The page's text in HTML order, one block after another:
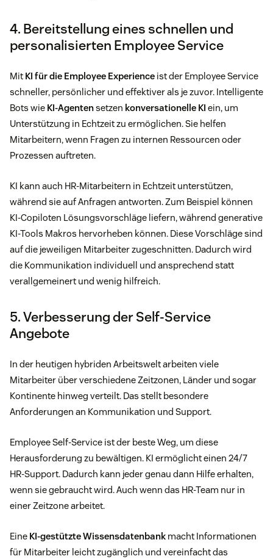
4. Bereitstellung eines schnellen und
personalisierten Employee Service
Mit KI für die Employee Experience ist der Employee Service
schneller, persönlicher und effektiver als je zuvor. Intelligente
Bots wie KI-Agentensetzen konversationelle KI ein, um
Unterstützung in Echtzeit zu ermöglichen. Sie helfen
Mitarbeitern, wenn Fragen zu internen Ressourcen oder
Prozessen auftreten.
KI kann auch HR-Mitarbeitern in Echtzeit unterstützen,
während sie auf Anfragen antworten. Zum Beispiel können
KI-Copiloten Lösungsvorschläge liefern, während generative
KI-Tools Makros hervorheben können. Diese Vorschläge sind
auf die jeweiligen Mitarbeiter zugeschnitten. Dadurch wird
die Kommunikation individuell und ansprechend statt
verallgemeinert und wenig hilfreich.
5. Verbesserung der Self-Service
Angebote
In der heutigen hybriden Arbeitswelt arbeiten viele
Mitarbeiter über verschiedene Zeitzonen, Länder und sogar
Kontinente hinweg verteilt. Das stellt besondere
Anforderungen an Kommunikation und Support.
Employee Self-Service ist der beste Weg, um diese
Herausforderung zu bewältigen. KI ermöglicht einen 24/7
HR-Support. Dadurch kann jeder genau dann Hilfe erhalten,
wenn sie gebraucht wird. Auch wenn das HR-Team nur in
einer Zeitzone arbeitet.
Eine KI-gestützte Wissensdatenbank macht Informationen
für Mitarbeiter leicht zugänglich und vereinfacht das